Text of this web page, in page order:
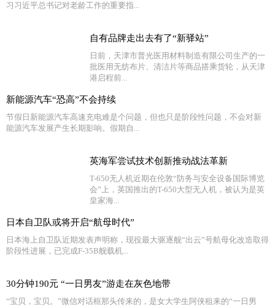
习习近平总书记对老龄工作的重要指...
自有品牌走出去有了“新驿站”
日前，天津市普光医用材料制造有限公司生产的一
批医用无纺布片、清洁片等商品搭乘货轮，从天津
港启程前...
新能源汽车“恐高”不会持续
节假日新能源汽车高速充电难是个问题，但也只是阶段性问题，不会对新
能源汽车发展产生长期影响。假期自...
英海军尝试技术创新推动战法革新
T-650无人机近期在伦敦“防务与安全设备国际博览
会”上，英国推出的T-650大型无人机，被认为是英
皇家海...
日本自卫队或将开启“航母时代”
日本海上自卫队近期发表声明称，现役最大驱逐舰“出云”号航母化改造取得
阶段性进展，已完成F-35B舰载机...
30分钟190元 “一日男友”游走在灰色地带
“宝贝，宝贝。”微信对话框那头传来的，是女大学生阿侠租来的“一日男